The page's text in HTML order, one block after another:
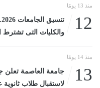
منذ 13 يومًا
12
والكليات التى تشترط
منذ 14 يومًا
13
جامعة العاصمة تعلن
لاستقبال طلاب ثانوية